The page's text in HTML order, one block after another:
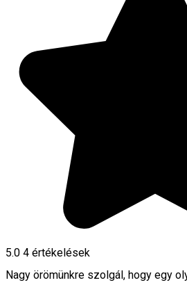
5.0 4 értékelések
Nagy örömünkre szolgál, hogy egy